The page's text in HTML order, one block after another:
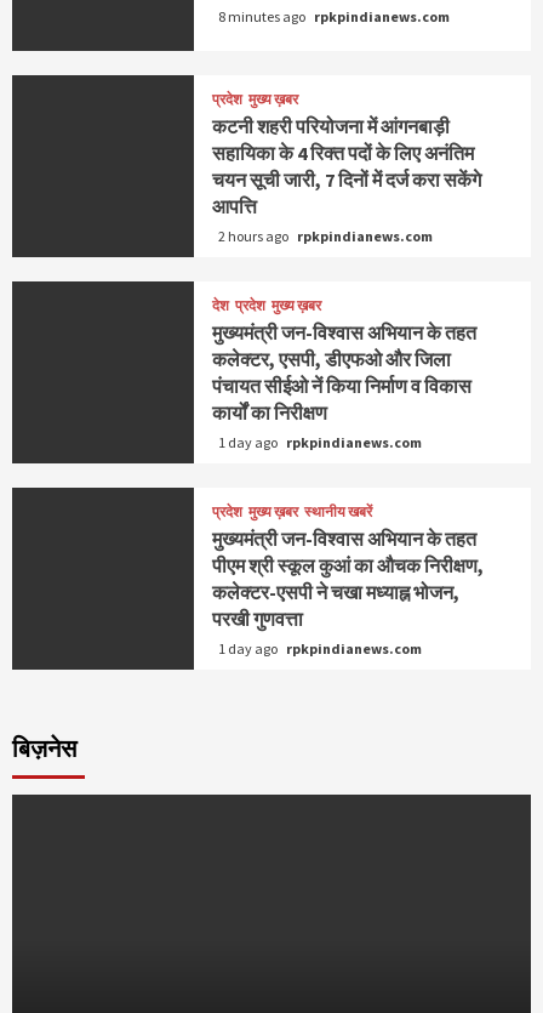
8 minutes ago rpkpindianews.com
प्रदेश मुख्य ख़बर
कटनी शहरी परियोजना में आंगनबाड़ी
सहायिका के 4 रिक्‍त पदों के लिए अनंतिम
चयन सूची जारी, 7 दिनों में दर्ज करा सकेंगे
आपत्ति
2 hours ago rpkpindianews.com
देश प्रदेश मुख्य ख़बर
मुख्यमंत्री जन-विश्वास अभियान के तहत
कलेक्टर, एसपी, डीएफओ और जिला
पंचायत सीईओ नें किया निर्माण व विकास
कार्यों का निरीक्षण
1 day ago rpkpindianews.com
प्रदेश मुख्य ख़बर स्थानीय खबरें
मुख्यमंत्री जन-विश्वास अभियान के तहत
पीएम श्री स्कूल कुआं का औचक निरीक्षण,
कलेक्टर-एसपी ने चखा मध्याह्न भोजन,
परखी गुणवत्ता
1 day ago rpkpindianews.com
बिज़नेस